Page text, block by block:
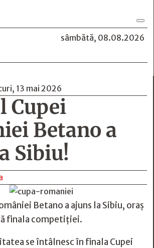
sâmbătă, 08.08.2026
13 mai 2026
Cupei
Betano a
Sibiu!
Betano a ajuns la Sibiu, oraș
finala competiției.
se întâlnesc în finala Cupei